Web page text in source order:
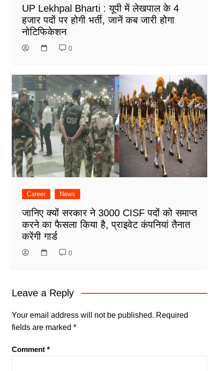
UP Lekhpal Bharti : यूपी में लेखपाल के 4
हजार पदों पर होगी भर्ती, जानें कब जारी होगा
नोटिफिकेशन
0
Career News
जानिए क्यों सरकार ने 3000 CISF पदों को समाप्त
करने का फैसला किया है, प्राइवेट कंपनियां तैनात
करेंगी गार्ड
0
Leave a Reply
Your email address will not be published. Required
fields are marked *
Comment *